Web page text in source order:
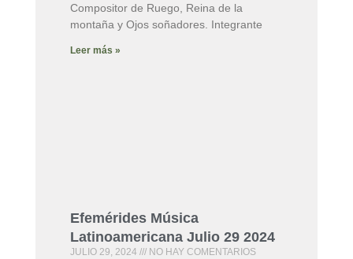
Compositor de Ruego, Reina de la
montaña y Ojos soñadores. Integrante
Leer más »
Efemérides Música
Latinoamericana Julio 29 2024
JULIO 29, 2024 NO HAY COMENTARIOS